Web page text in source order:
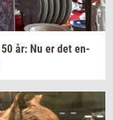
50 år: Nu er det en­